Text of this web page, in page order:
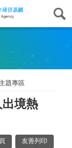
題專區
境熱
友善列印